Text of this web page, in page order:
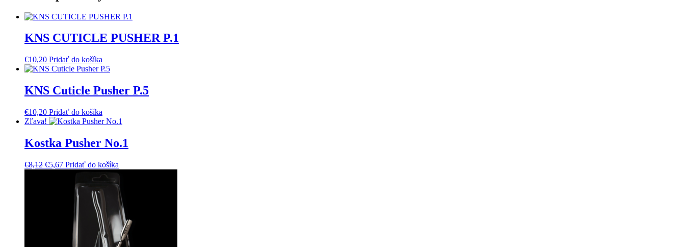
KNS CUTICLE PUSHER P.1
€10,20 Pridať do košíka
KNS Cuticle Pusher P.5
€10,20 Pridať do košíka
Zľava!
Kostka Pusher No.1
€8,12 Pôvodná
€5,67Aktuálna
€5,67.
Pridať do košíka